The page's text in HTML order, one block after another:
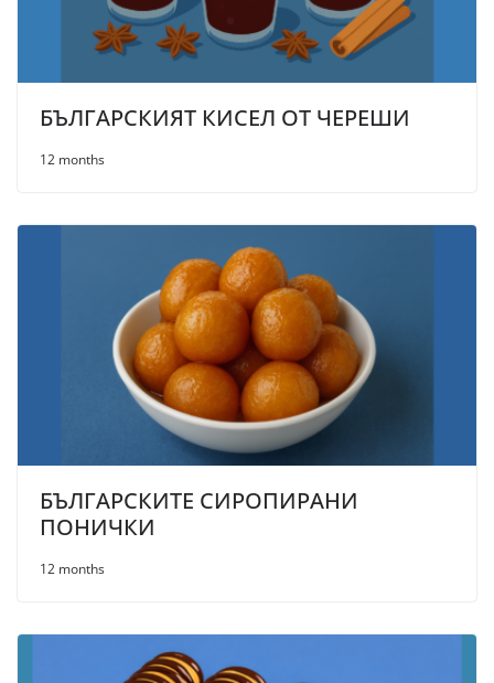
БЪЛГАРСКИЯТ КИСЕЛ ОТ ЧЕРЕШИ
12 months
БЪЛГАРСКИТЕ СИРОПИРАНИ
ПОНИЧКИ
12 months